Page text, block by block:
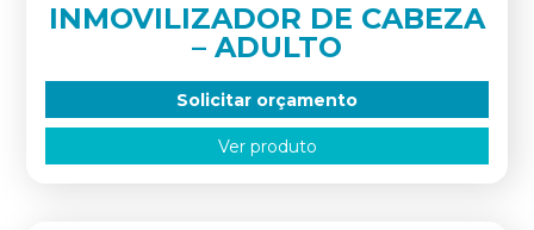
INMOVILIZADOR DE CABEZA
– ADULTO
Solicitar orçamento
Ver produto